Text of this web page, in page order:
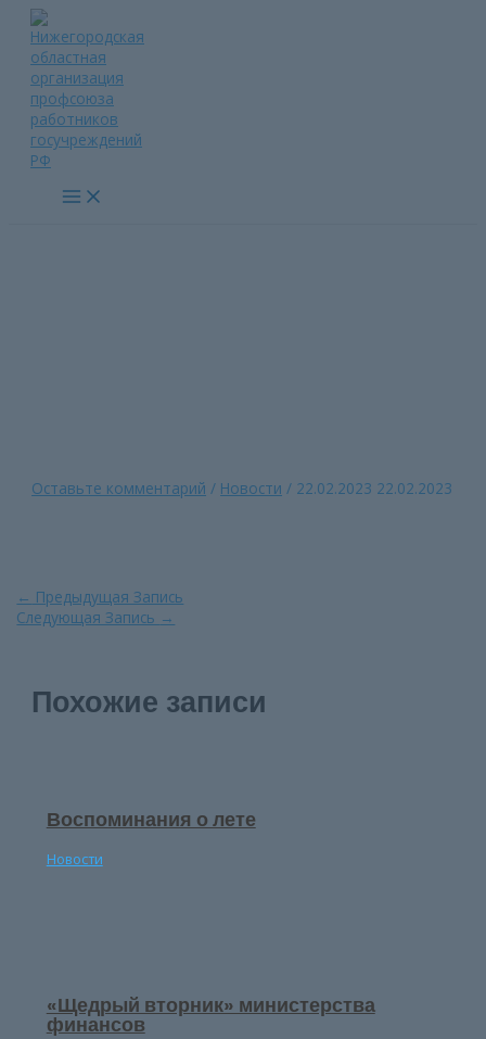
Перейти
содержимому
Main
Menu
Оставьте комментарий / Новости / 22.02.2023 22.02.2023
Навигация
по
← Предыдущая Запись
Следующая Запись →
Похожие записи
Воспоминания о лете
Новости
«Щедрый вторник» министерства
финансов